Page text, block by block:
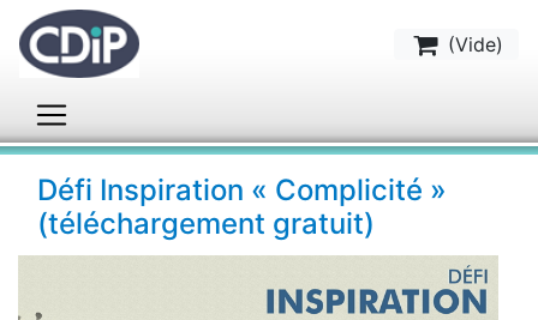
(Vide)
Défi Inspiration « Complicité »
(téléchargement gratuit)